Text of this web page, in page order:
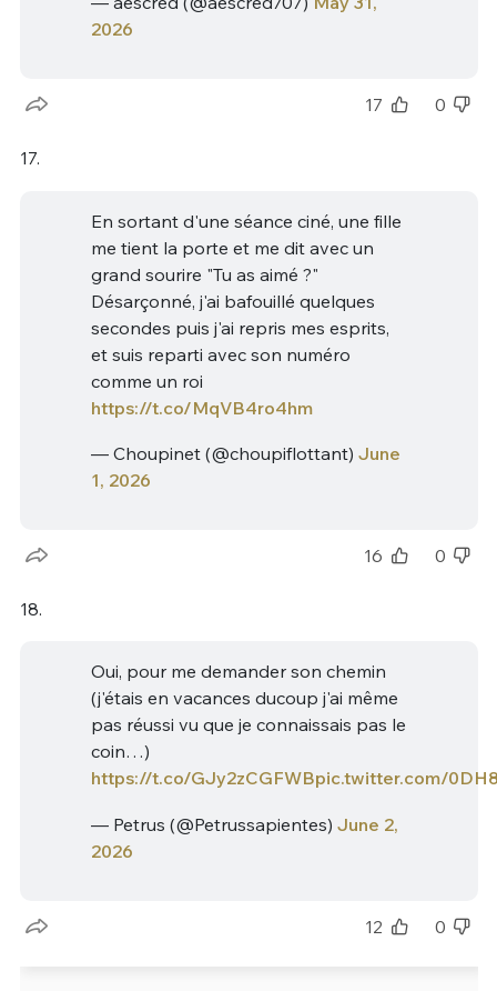
2026
17 0
17.
En sortant d'une séance ciné, une fille
me tient la porte et me dit avec un
grand sourire "Tu as aimé ?"
Désarçonné, j'ai bafouillé quelques
secondes puis j'ai repris mes esprits,
et suis reparti avec son numéro
comme un roi
https://t.co/MqVB4ro4hm
— Choupinet (@choupiflottant) June
1, 2026
16 0
18.
Oui, pour me demander son chemin
(j'étais en vacances ducoup j'ai même
pas réussi vu que je connaissais pas le
coin…)
https://t.co/GJy2zCGFWBpic.twitter.com/
— Petrus (@Petrussapientes) June 2,
2026
12 0